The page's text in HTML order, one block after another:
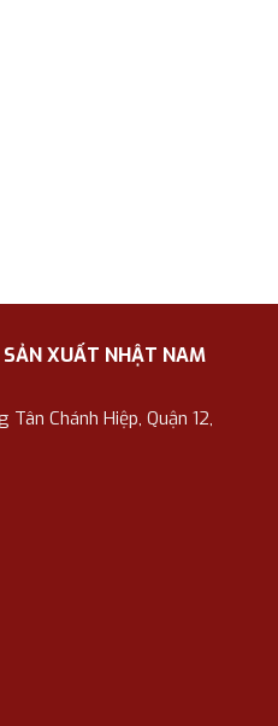
XUẤT NHẬT NAM
Chánh Hiệp, Quận 12,